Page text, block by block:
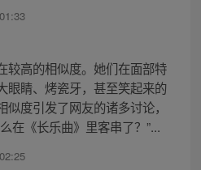
较高的相似度。她们在面部特
眼睛、烤瓷牙，甚至笑起来的
度引发了网友的诸多讨论，
在《长乐曲》里客串了？”...